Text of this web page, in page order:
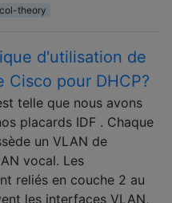
theory
d'utilisation de
Cisco pour DHCP?
telle que nous avons
placards IDF . Chaque
un VLAN de
vocal. Les
reliés en couche 2 au
les interfaces VLAN,